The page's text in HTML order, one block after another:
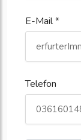
E-Mail *
Telefon